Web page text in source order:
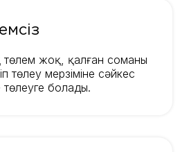
жоқ, қалған соманы
төлеу мерзіміне сәйкес
төлеуге болады.